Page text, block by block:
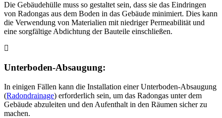
Die Gebäudehülle muss so gestaltet sein, dass sie das Eindringen
von Radongas aus dem Boden in das Gebäude minimiert. Dies kann
die Verwendung von Materialien mit niedriger Permeabilität und
eine sorgfältige Abdichtung der Bauteile einschließen.
Unterboden-Absaugung:
In einigen Fällen kann die Installation einer Unterboden-Absaugung
(Radondrainage) erforderlich sein, um das Radongas unter dem
Gebäude abzuleiten und den Aufenthalt in den Räumen sicher zu
machen.